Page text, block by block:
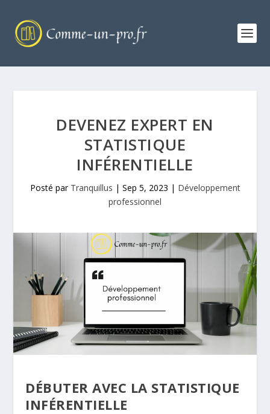
DEVENEZ EXPERT EN
STATISTIQUE
INFÉRENTIELLE
Posté par Tranquillus | Sep 5, 2023 | Développement
professionnel
DÉBUTER AVEC LA STATISTIQUE
INFÉRENTIELLE